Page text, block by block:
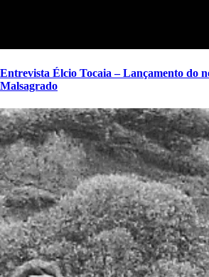
Entrevista Élcio Tocaia – Lançamento do
Malsagrado